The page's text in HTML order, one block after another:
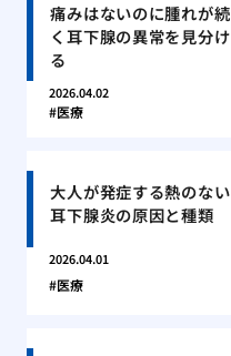
痛みはないのに腫れが続
く耳下腺の異常を見分け
る
2026.04.02
医療
大人が発症する熱のない
耳下腺炎の原因と種類
2026.04.01
医療